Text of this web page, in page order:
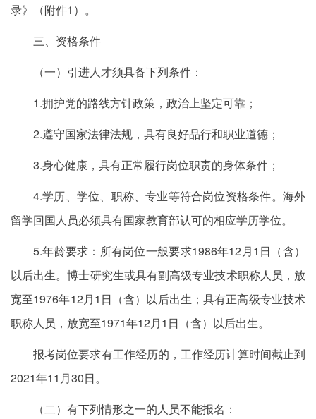
录》（附件1）。
三、资格条件
（一）引进人才须具备下列条件：
1.拥护党的路线方针政策，政治上坚定可靠；
2.遵守国家法律法规，具有良好品行和职业道德；
3.身心健康，具有正常履行岗位职责的身体条件；
4.学历、学位、职称、专业等符合岗位资格条件。海外
留学回国人员必须具有国家教育部认可的相应学历学位。
5.年龄要求：所有岗位一般要求1986年12月1日（含）
以后出生。博士研究生或具有副高级专业技术职称人员，放
宽至1976年12月1日（含）以后出生；具有正高级专业技术
职称人员，放宽至1971年12月1日（含）以后出生。
报考岗位要求有工作经历的，工作经历计算时间截止到
2021年11月30日。
（二）有下列情形之一的人员不能报名：